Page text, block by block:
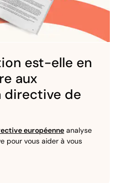
est-elle en
aux
directive de
européenne analyse
pour vous aider à vous